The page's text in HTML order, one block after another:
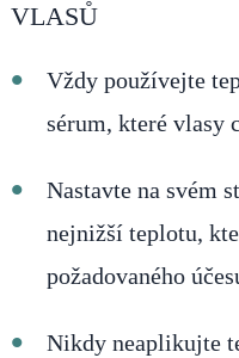
VLASŮ
Vždy používejte
sérum, které vlasy
Nastavte na svém
nejnižší teplotu,
požadovaného
Nikdy neaplikujte